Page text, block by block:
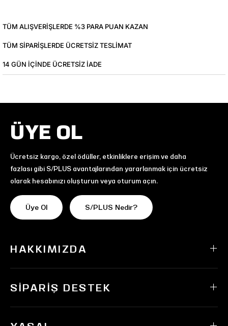
TÜM ALIŞVERIŞLERDE %3 PARA PUAN KAZAN
TÜM SIPARIŞLERDE ÜCRETSIZ TESLIMAT
14 GÜN IÇINDE ÜCRETSIZ IADE
ÜYE OL
Ücretsiz kargo, özel ödüller, etkinliklere erişim ve daha
fazlası gibi S/PLUS avantajlarından yararlanmak için ücretsiz
olarak hesabınızı oluşturun veya oturum açın.
Üye Ol S/PLUS Nedir?
HAKKIMIZDA
SIPARIŞ DESTEK